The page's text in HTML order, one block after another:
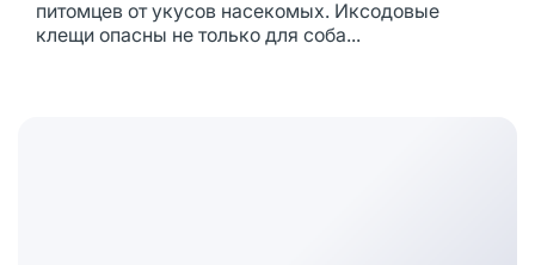
питомцев от укусов насекомых. Иксодовые
клещи опасны не только для соба...